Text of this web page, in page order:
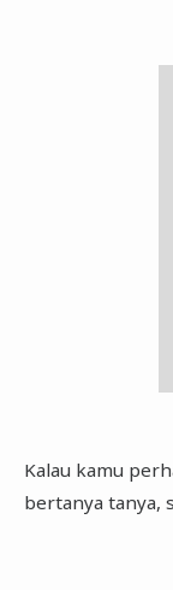
Kalau kamu
bertanya tanya,